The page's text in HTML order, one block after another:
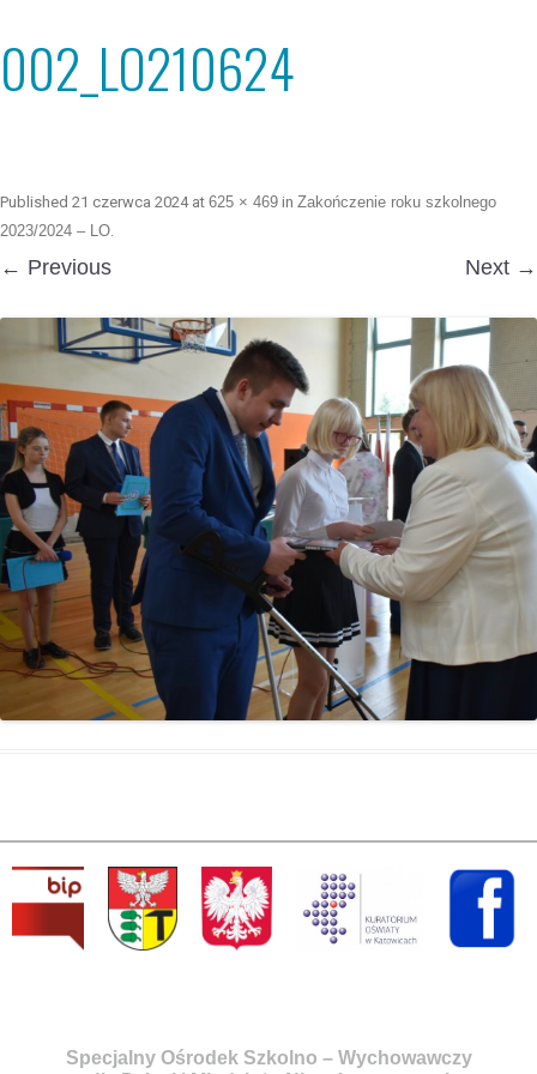
002_LO210624
Published 21 czerwca 2024at 625 × 469 in Zakończenie roku szkolnego
2023/2024 – LO.
← Previous Next →
Specjalny Ośrodek Szkolno – Wychowawczy